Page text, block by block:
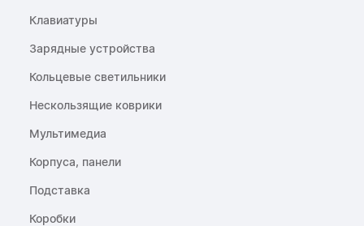
Клавиатуры
Зарядные устройства
Кольцевые светильники
Нескользящие коврики
Мультимедиа
Корпуса, панели
Подставка
Коробки